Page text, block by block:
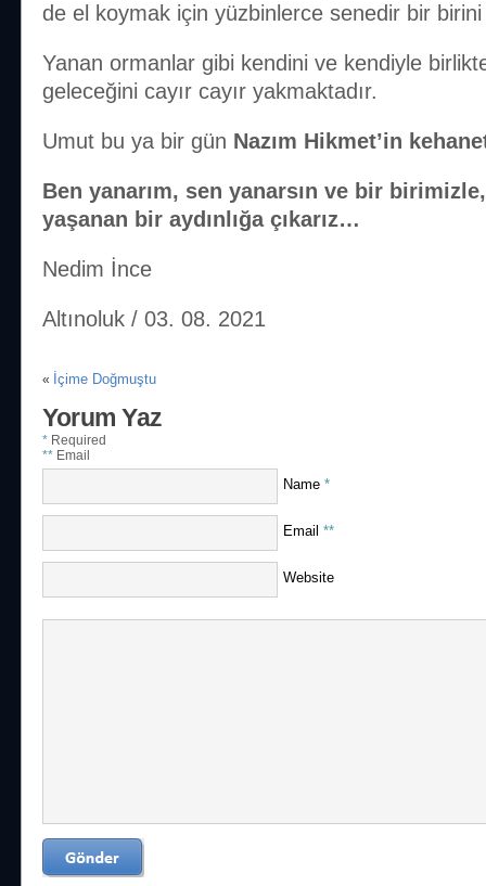
de el koymak için yüzbinlerce senedir bir
Yanan ormanlar gibi kendini ve kendiyle
geleceğini cayır cayır yakmaktadır.
Umut bu ya bir gün Nazım Hikmet’in
Ben yanarım, sen yanarsın ve bir
yaşanan bir aydınlığa çıkarız…
Nedim İnce
Altınoluk / 03. 08. 2021
« İçime Doğmuştu
Yorum Yaz
* Required
** Email
Name *
Email **
Website